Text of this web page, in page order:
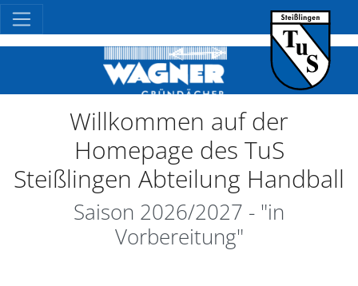
Willkommen auf der
Homepage des TuS
Steißlingen Abteilung Handball
Saison 2026/2027 - "in
Vorbereitung"